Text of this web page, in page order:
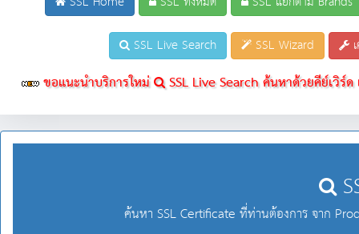
SSL Live Search
SSL Wizard
ขอแนะนำบริการใหม่ SSL Live Search ค้นหาด้วยคีย์เวิร์
ค้นหา SSL Certificate ที่ท่านต้องการ จาก